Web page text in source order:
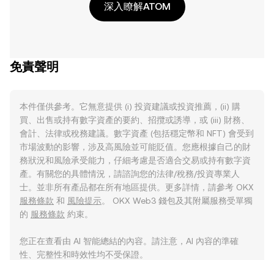
深入瞭解ATOM
免責聲明
本件僅供參考。它無意提供 (i) 投資建議或投資推薦，(ii) 購
買、出售或持有數字資產的要約、招攬或誘導，或 (iii) 財務、
會計、法律或稅務建議。數字資產 (包括穩定幣和 NFT) 會受到
市場波動的影響，涉及高風險並可能貶值。您應根據自己的財
務狀況和風險承受能力，仔細考慮是否適合交易或持有數字資
產。有關您的具體情況，請諮詢您的法律/稅務/投資專業人
士。並非所有產品都在所有地區提供。更多詳情，請參考 OKX
服務條款 和 風險提示。 OKX Web3 錢包及其附屬服務受單獨
的 服務條款 約束。
您正在查看由 AI 智能總結的內容。請注意，AI 內容的準確
性、完整性和時效性均不受保證。